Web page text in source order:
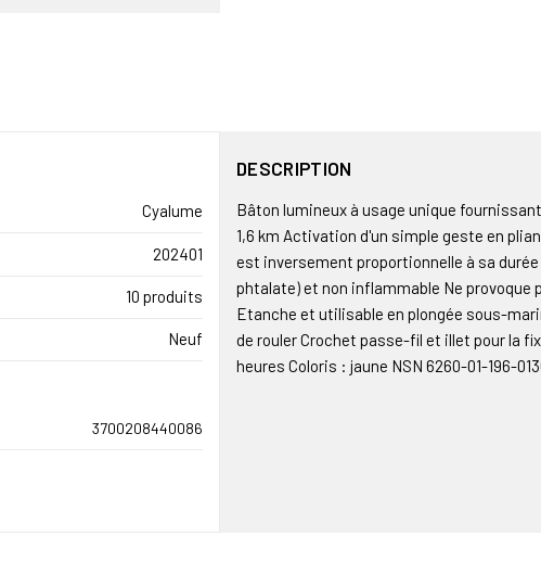
Cyalume
202401
10 produits
Neuf
3700208440086
DESCRIPTION
Bâton lumineux à usage unique
1,6 km Activation d'un simple geste en
est inversement proportionnelle à sa
phtalate) et non inflammable Ne provoque
Etanche et utilisable en plongée sous-
de rouler Crochet passe-fil et illet pour la
heures Coloris : jaune NSN 6260-01-196-